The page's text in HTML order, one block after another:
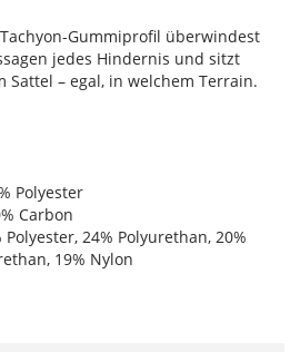
Gummiprofil überwindest
jedes Hindernis und sitzt
– egal, in welchem Terrain.
Polyester
Carbon
24% Polyurethan, 20%
19% Nylon